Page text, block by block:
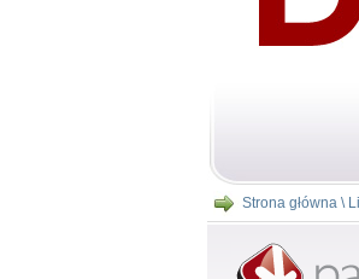
Strona główna \